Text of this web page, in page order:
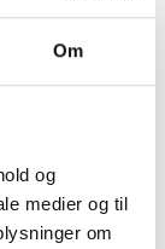
Om
og
medier og til
om